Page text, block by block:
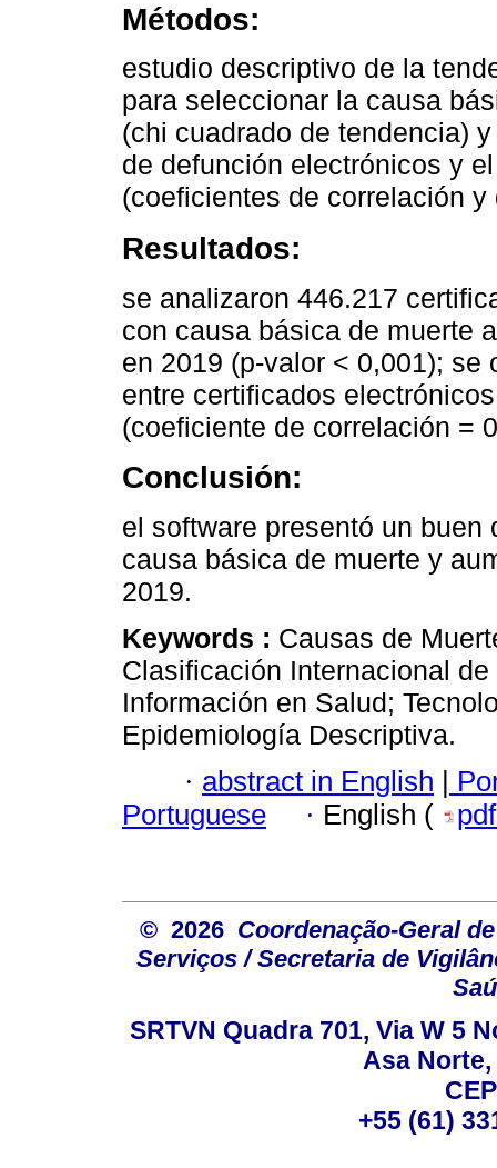
Métodos:
estudio descriptivo de la
para seleccionar la causa
(chi cuadrado de tendencia)
de defunción electrónicos y
(coeficientes de correlación y
Resultados:
se analizaron 446.217
con causa básica de muerte
en 2019 (p-valor < 0,001);
entre certificados
(coeficiente de correlación =
Conclusión:
el software presentó un
causa básica de muerte y
2019.
Keywords : Causas de
Clasificación Internacional
Información en Salud;
Epidemiología Descriptiva.
· abstract in English
Portuguese
· English (
© 2026 Coordenação-Geral
Serviços / Secretaria de
SRTVN Quadra 701, Via W 5
Asa
+55 (61)